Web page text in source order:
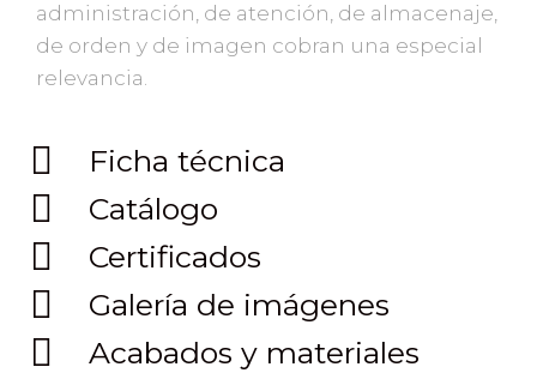
administración, de atención, de almacenaje,
de orden y de imagen cobran una especial
relevancia.
Ficha técnica
Catálogo
Certificados
Galería de imágenes
Acabados y materiales